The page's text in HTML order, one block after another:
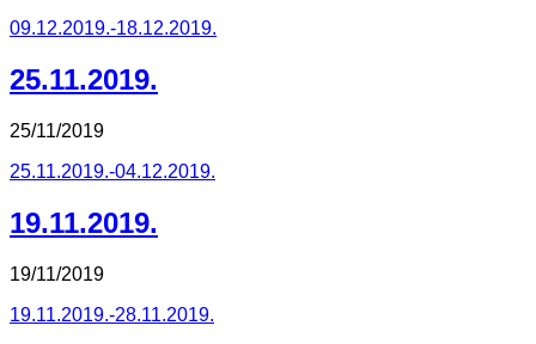
09.12.2019.-18.12.2019.
25.11.2019.
25/11/2019
25.11.2019.-04.12.2019.
19.11.2019.
19/11/2019
19.11.2019.-28.11.2019.